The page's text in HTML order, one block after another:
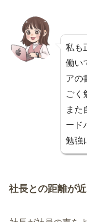
私も
働い
アの
ごく
また
ード
勉強
社長との距離が